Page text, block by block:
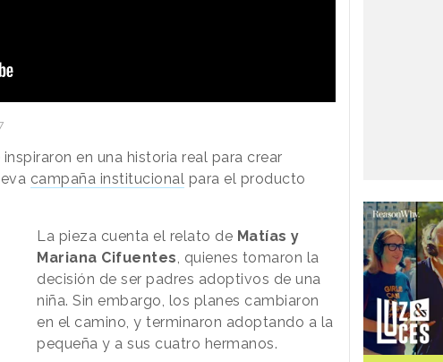
inspiraron en una historia real para crear
campaña institucional para el producto
La pieza cuenta el relato de Matías y
Mariana Cifuentes, quienes tomaron la
decisión de ser padres adoptivos de una
niña. Sin embargo, los planes cambiaron
en el camino, y terminaron adoptando a la
pequeña y a sus cuatro hermanos.